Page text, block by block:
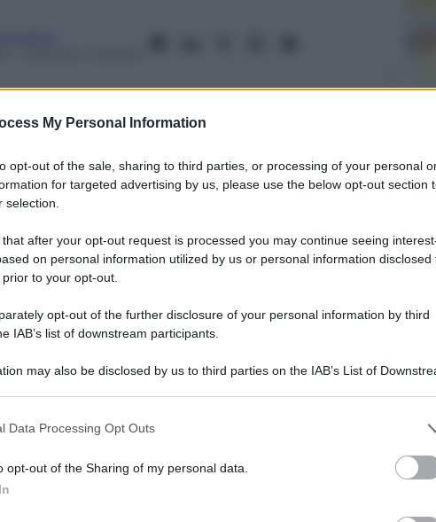
My Personal Information
opt-out of the sale, sharing to third parties, or processing of your personal
for targeted advertising by us, please use the below opt-out section
selection.
that after your opt-out request is processed you may continue seeing
on personal information utilized by us or personal information disclosed
to your opt-out.
opt-out of the further disclosure of your personal information by third
IAB’s list of downstream participants.
may also be disclosed by us to third parties on the IAB’s List of
including but not limited to your visit or usage behaviour. You may click to
to Google and its third-party tags to use your data for below specified
consent section.
Data Processing Opt Outs
opt-out of the Sharing of my personal data.
preferite
che
In